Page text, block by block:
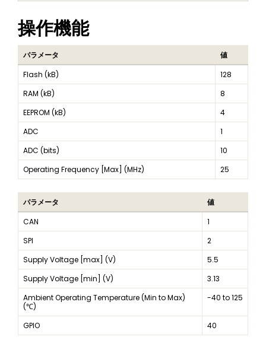
操作機能
パラメータ
値
Flash (kB)
128
RAM (kB)
8
EEPROM (kB)
4
ADC
1
ADC (bits)
10
Operating Frequency [Max] (MHz)
25
パラメータ
値
CAN
1
SPI
2
Supply Voltage [max] (V)
5.5
Supply Voltage [min] (V)
3.13
Ambient Operating Temperature (Min to Max)
(℃)
-40 to 125
GPIO 40